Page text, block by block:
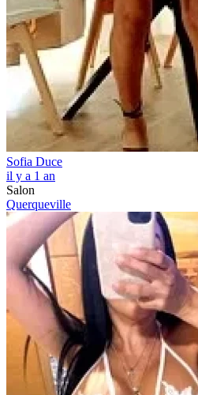
Sofia Duce
il y a 1 an
Salon
Querqueville